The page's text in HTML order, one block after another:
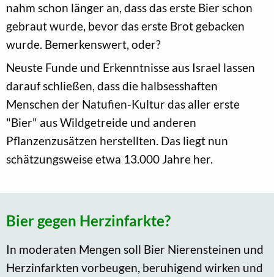
nahm schon länger an, dass das erste Bier schon
gebraut wurde, bevor das erste Brot gebacken
wurde. Bemerkenswert, oder?
Neuste Funde und Erkenntnisse aus Israel lassen
darauf schließen, dass die halbsesshaften
Menschen der Natufien-Kultur das aller erste
"Bier" aus Wildgetreide und anderen
Pflanzenzusätzen herstellten. Das liegt nun
schätzungsweise etwa 13.000 Jahre her.
Bier gegen Herzinfarkte?
In moderaten Mengen soll Bier Nierensteinen und
Herzinfarkten vorbeugen, beruhigend wirken und